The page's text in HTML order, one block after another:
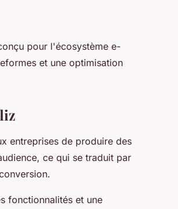
pour l'écosystème e-
et une optimisation
entreprises de produire des
ce qui se traduit par
fonctionnalités et une